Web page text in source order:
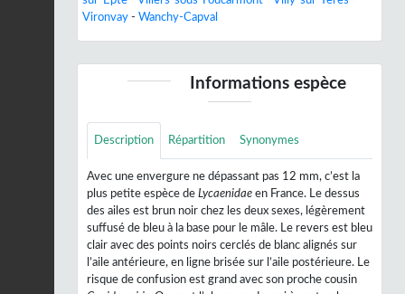
Vironvay - Wanchy-Capval
Informations espèce
Description Répartition Synonymes
Avec une envergure ne dépassant pas 12 mm, c’est la
plus petite espèce de Lycaenidae en France. Le dessus
des ailes est brun noir chez les deux sexes, légèrement
suffusé de bleu à la base pour le mâle. Le revers est bleu
clair avec des points noirs cerclés de blanc alignés sur
l’aile antérieure, en ligne brisée sur l’aile postérieure. Le
risque de confusion est grand avec son proche cousin